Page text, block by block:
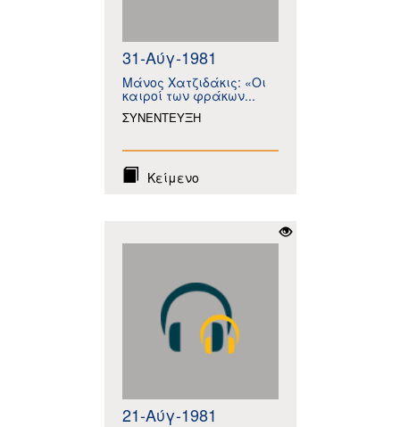
31-Αύγ-1981
Μάνος Χατζιδάκις: «Οι
καιροί των φράκων...
ΣΥΝΕΝΤΕΥΞΗ
Κείμενο
21-Αύγ-1981